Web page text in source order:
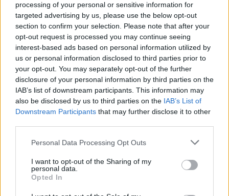
processing of your personal or sensitive information for
targeted advertising by us, please use the below opt-out
section to confirm your selection. Please note that after your
opt-out request is processed you may continue seeing
interest-based ads based on personal information utilized by
us or personal information disclosed to third parties prior to
your opt-out. You may separately opt-out of the further
disclosure of your personal information by third parties on the
IAB’s list of downstream participants. This information may
also be disclosed by us to third parties on the IAB’s List of
Downstream Participants that may further disclose it to other
Please note that this website/app uses one or more Google
not limited to your visit or usage behaviour. You may click to
grant or deny consent to Google and its third-party tags to
use your data for below specified purposes in below Google
consent section.
Personal Data Processing Opt Outs
I want to opt-out of the Sharing of my
personal data.
Opted In
Tata műemlékfelújítás műemlék restaurálás
Történelmi táj, amelynek minden köve mesél –
megújul a tatai Angolkert
Várkanyarban álló Nepomuki Szent János híd és szobor is.
M1 bővítés: már zajlik a teljesen új